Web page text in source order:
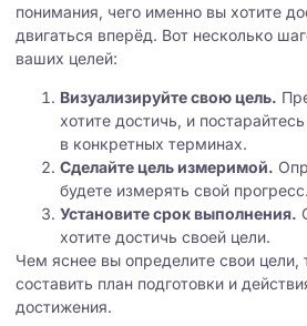
понимания, чего именно вы хотите
двигаться вперёд. Вот несколько
ваших целей:
Визуализируйте свою цель.
хотите достичь, и
в конкретных терминах.
Сделайте цель измеримой.
будете измерять свой прогресс.
Установите срок выполнения.
хотите достичь своей цели.
Чем яснее вы определите свои цели,
составить план подготовки и
достижения.